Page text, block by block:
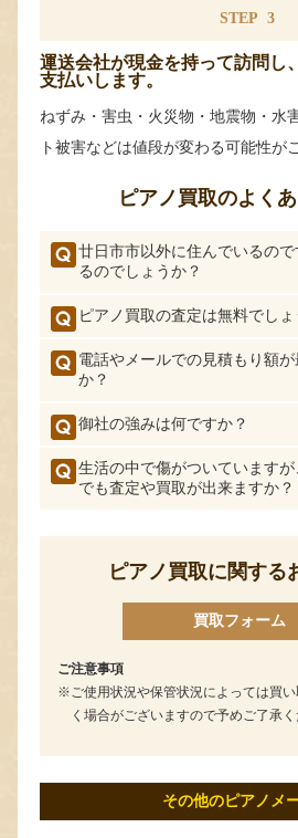
STEP 3
運送会社が現金を持って訪問し
支払いします。
ねずみ・害虫・火災物・地震物・水
ト被害などは値段が変わる可能性が
ピアノ買取のよく
廿日市市以外に住んでいるの
るのでしょうか？
ピアノ買取の査定は無料でしょ
電話やメールでの見積もり額
か？
御社の強みは何ですか？
生活の中で傷がついています
でも査定や買取が出来ますか？
ピアノ買取に関する
買取フォーム
ご注意事項
ご使用状況や保管状況によっては買
く場合がございますので予めご了承く
その他のピアノメ